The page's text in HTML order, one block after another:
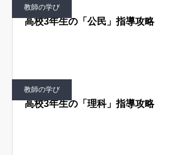
教師の学び
高校3年生の「公民」指導攻略
教師の学び
高校3年生の「理科」指導攻略